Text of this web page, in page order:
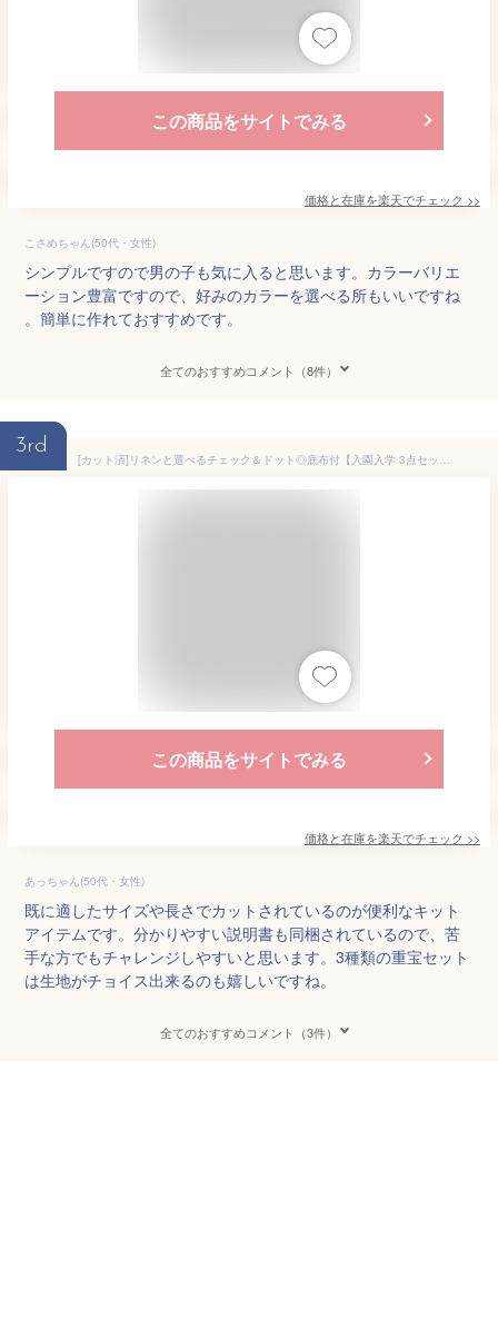
この商品をサイトでみる
価格と在庫を楽天でチェック >>
こさめちゃん(50代・女性)
シンプルですので男の子も気に入ると思います。カラーバリエ
ーション豊富ですので、好みのカラーを選べる所もいいですね
。簡単に作れておすすめです。
全てのおすすめコメント（8件）
3rd
[カット済]リネンと選べるチェック＆ドット◎底布付【入園入学 3点セット】手作りキット 簡単 裁断済 生地 ナップサック ナップザック 体操服袋 シューズバッグ 作り方付き 初心者 手作り キット 入園 準備 保育園 テッテ
この商品をサイトでみる
価格と在庫を楽天でチェック >>
あっちゃん(50代・女性)
既に適したサイズや長さでカットされているのが便利なキット
アイテムです。分かりやすい説明書も同梱されているので、苦
手な方でもチャレンジしやすいと思います。3種類の重宝セット
は生地がチョイス出来るのも嬉しいですね。
全てのおすすめコメント（3件）